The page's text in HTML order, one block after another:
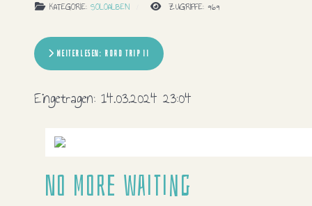
KATEGORIE: SOLOALBEN ZUGRIFFE: 969
WEITERLESEN: ROAD TRIP II
Eingetragen: 14.03.2024 23:04
No more waiting